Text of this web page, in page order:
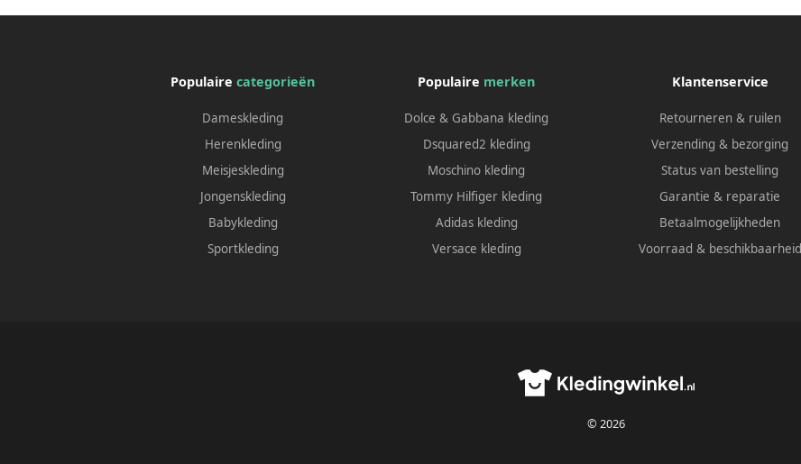
Populairecategorieën
Dameskleding
Herenkleding
Meisjeskleding
Jongenskleding
Babykleding
Sportkleding
Populaire merken
Dolce & Gabbana kleding
Dsquared2 kleding
Moschino kleding
Tommy Hilfiger kleding
Adidas kleding
Versace kleding
Klantenservice
Retourneren & ruilen
Verzending & bezorging
Status van bestelling
Garantie & reparatie
Betaalmogelijkheden
Voorraad & beschikbaarheid
© 2026